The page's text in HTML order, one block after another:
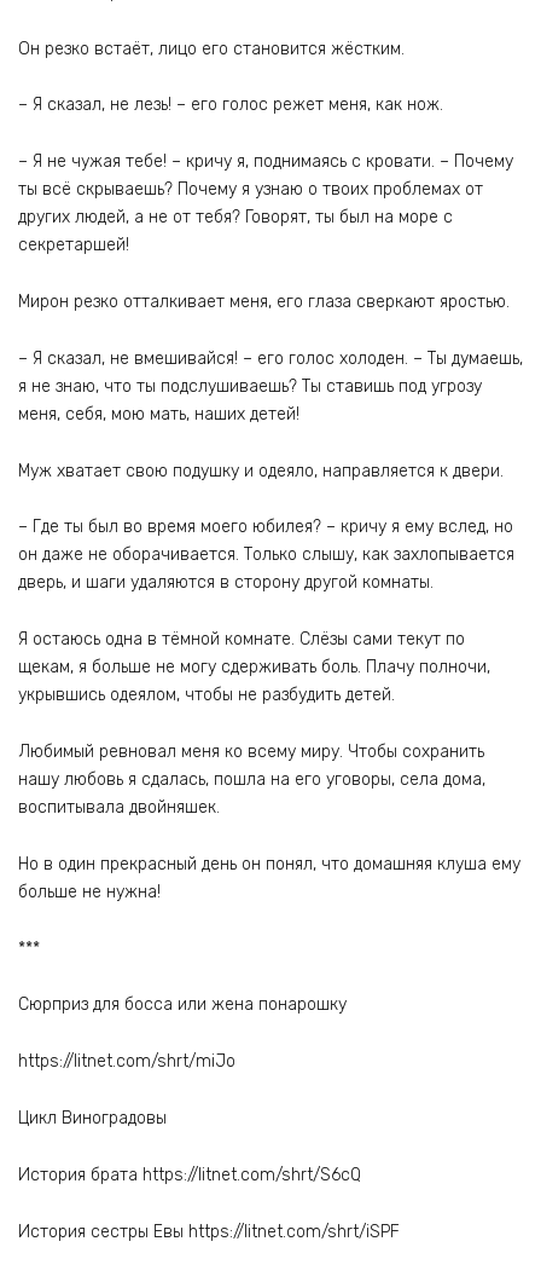
Он резко встаёт, лицо его становится жёстким.
– Я сказал, не лезь! – его голос режет меня, как нож.
– Я не чужая тебе! – кричу я, поднимаясь с кровати. – Почему
ты всё скрываешь? Почему я узнаю о твоих проблемах от
других людей, а не от тебя? Говорят, ты был на море с
секретаршей!
Мирон резко отталкивает меня, его глаза сверкают яростью.
– Я сказал, не вмешивайся! – его голос холоден. – Ты думаешь,
я не знаю, что ты подслушиваешь? Ты ставишь под угрозу
меня, себя, мою мать, наших детей!
Муж хватает свою подушку и одеяло, направляется к двери.
– Где ты был во время моего юбилея? – кричу я ему вслед, но
он даже не оборачивается. Только слышу, как захлопывается
дверь, и шаги удаляются в сторону другой комнаты.
Я остаюсь одна в тёмной комнате. Слёзы сами текут по
щекам, я больше не могу сдерживать боль. Плачу полночи,
укрывшись одеялом, чтобы не разбудить детей.
Любимый ревновал меня ко всему миру. Чтобы сохранить
нашу любовь я сдалась, пошла на его уговоры, села дома,
воспитывала двойняшек.
Но в один прекрасный день он понял, что домашняя клуша ему
больше не нужна!
***
Сюрприз для босса или жена понарошку
https://litnet.com/shrt/miJo
Цикл Виноградовы
История брата https://litnet.com/shrt/S6cQ
История сестры Евы https://litnet.com/shrt/iSPF